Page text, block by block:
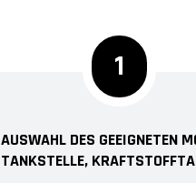
1
AUSWAHL DES GEEIGNETEN
TANKSTELLE,